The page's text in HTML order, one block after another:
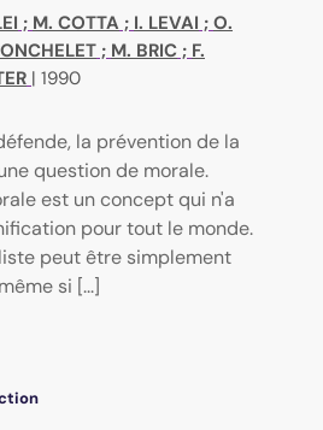
; M. COTTA ; I. LEVAI ; O.
; M. BRIC ; F.
| 1990
la prévention de la
question de morale.
est un concept qui n'a
pour tout le monde.
peut être simplement
si [...]